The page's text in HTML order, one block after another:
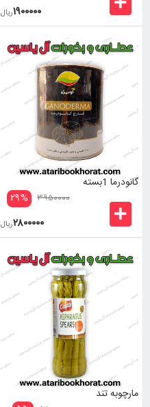
۱۹۰۰۰۰۰ریال
گانودرما 1بسته
۳۹۵۰۰۰۰ ۲۹%
۲۸۰۰۰۰۰ریال
مارچوبه تند